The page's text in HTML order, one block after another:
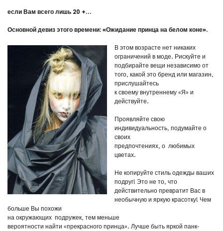
если Вам всего лишь 20 +…
Основной девиз этого времени: «Ожидание принца на белом коне».
В этом возрасте нет никаких
ограничений в моде. Рискуйте и
подбирайте вещи независимо от
того, какой это бренд или магазин,
прислушайтесь
к своему внутреннему «Я» и
действуйте.
Проявляйте свою
индивидуальность, подумайте о
своих
предпочтениях, о любимых
цветах.
Не копируйте стиль одежды ваших
подруг! Это не то, что
действительно превратит Вас в
необычную и яркую красотку! Чем
больше Вы похожи
на окружающих подружек, тем меньше
вероятности найти «прекрасного принца». Лучше быть яркой панк-